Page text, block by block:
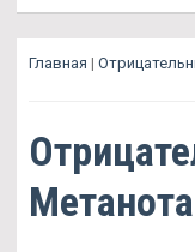
Главная |